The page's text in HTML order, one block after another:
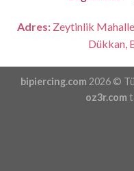
Adres:Zeytinlik
Dükkan,
bipiercing.com 2026 ©
oz3r.com